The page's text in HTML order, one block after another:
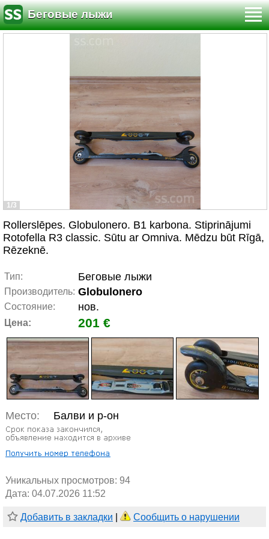
Беговые лыжи
1/3
Rollerslēpes. Globulonero. B1 karbona. Stiprinājumi
Rotofella R3 classic. Sūtu ar Omniva. Mēdzu būt Rīgā,
Rēzeknē.
Тип: Беговые лыжи
Производитель: Globulonero
Состояние: нов.
Цена: 201 €
Место: Балви и р-он
Уникальных просмотров: 94
Дата: 04.07.2026 11:52
Добавить в закладки Сообщить о нарушении